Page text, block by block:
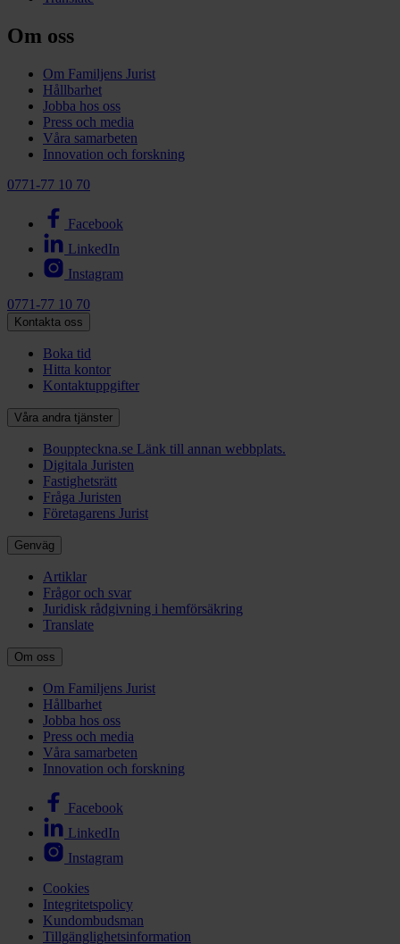
Om oss
Om Familjens Jurist
Hållbarhet
Jobba hos oss
Press och media
Våra samarbeten
Innovation och forskning
0771-77 10 70
Facebook
LinkedIn
Instagram
0771-77 10 70
Kontakta oss
Boka tid
Hitta kontor
Kontaktuppgifter
Våra andra tjänster
Bouppteckna.se Länk till annan webbplats.
Digitala Juristen
Fastighetsrätt
Fråga Juristen
Företagarens Jurist
Genväg
Artiklar
Frågor och svar
Juridisk rådgivning i hemförsäkring
Translate
Om oss
Om Familjens Jurist
Hållbarhet
Jobba hos oss
Press och media
Våra samarbeten
Innovation och forskning
Facebook
LinkedIn
Instagram
Cookies
Integritetspolicy
Kundombudsman
Tillgänglighetsinformation